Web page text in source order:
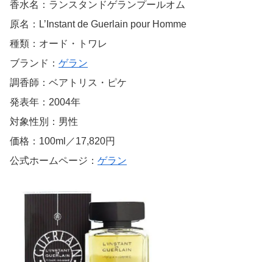
香水名：ランスタンドゲランプールオム
原名：L’Instant de Guerlain pour Homme
種類：オード・トワレ
ブランド： ゲラン
調香師：ベアトリス・ピケ
発表年：2004年
対象性別：男性
価格：100ml／17,820円
公式ホームページ： ゲラン